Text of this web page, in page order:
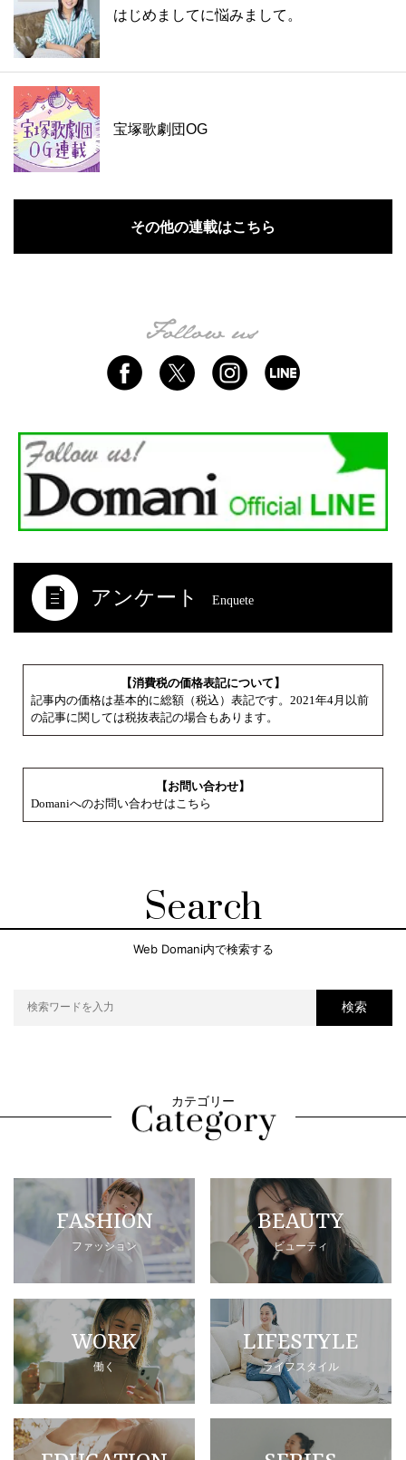
はじめましてに悩みまして。
宝塚歌劇団OG
その他の連載はこちら
アンケート Enquete
【消費税の価格表記について】
記事内の価格は基本的に総額（税込）表記です。2021年4月以前
の記事に関しては税抜表記の場合もあります。
【お問い合わせ】
Domaniへのお問い合わせはこちら
Search
Web Domani内で検索する
検索
カテゴリー
FASHION
ファッション
BEAUTY
ビューティ
WORK
働く
LIFESTYLE
ライフスタイル